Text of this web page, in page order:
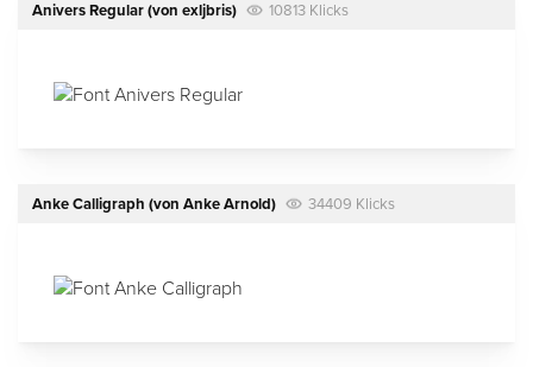
Anivers Regular(von exljbris) 10813 Klicks
Anke Calligraph (von Anke Arnold) 34409 Klicks